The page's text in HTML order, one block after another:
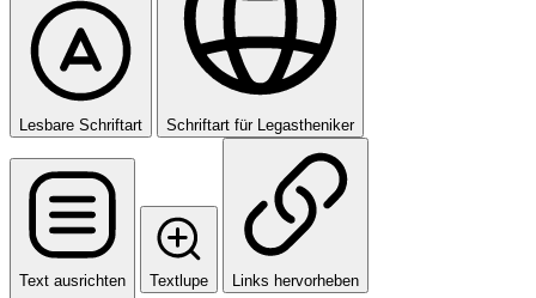
Lesbare Schriftart Schriftart für Legastheniker
Text ausrichten Textlupe Links hervorheben